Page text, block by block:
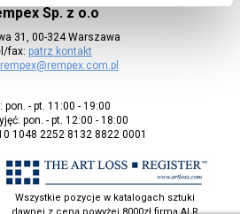
Sp. z o.o
31, 00-324 Warszawa
fax: patrz kontakt
rempex@rempex.com.pl
pon. - pt. 11:00 - 19:00
pon. - pt. 12:00 - 18:00
1048 2252 8132 8822 0001
Wszystkie pozycje w katalogach sztuki
dawnej z ceną powyżej 8000zł firma ALR